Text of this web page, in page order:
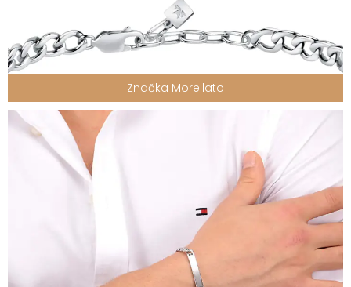
Značka Morellato